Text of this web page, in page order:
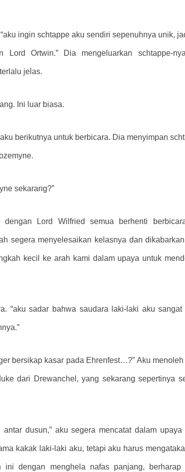
ingin schtappe aku sendiri sepenuhnya unik,
Lord Ortwin.” Dia mengeluarkan schtappe-
jelas.
Ini luar biasa.
berikutnya untuk berbicara. Dia menyimpan
​​sekarang?”
Lord Wilfried semua berhenti
segera menyelesaikan kelasnya dan
kecil ke arah kami dalam upaya untuk
“aku sadar bahwa saudara laki-laki aku sangat
bersikap kasar pada Ehrenfest…?” Aku
dari Drewanchel, yang sekarang sepertinya
dusun,” aku segera mencatat dalam upaya
kakak laki-laki aku, tetapi aku harus
dengan menghela nafas panjang, berharap